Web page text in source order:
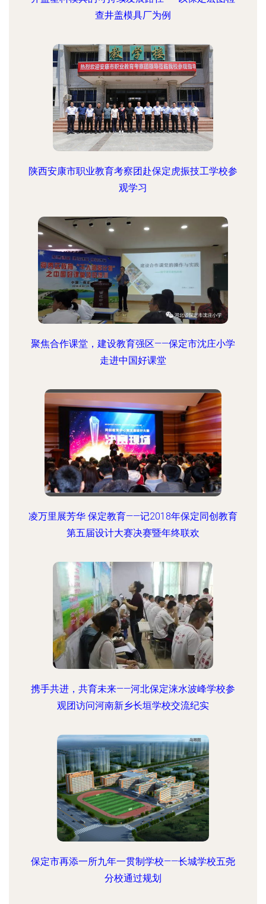
查井盖模具厂为例
陕西安康市职业教育考察团赴保定虎振技工学校参
观学习
聚焦合作课堂，建设教育强区——保定市沈庄小学
走进中国好课堂
凌万里展芳华 保定教育——记2018年保定同创教育
第五届设计大赛决赛暨年终联欢
携手共进，共育未来——河北保定涞水波峰学校参
观团访问河南新乡长垣学校交流纪实
保定市再添一所九年一贯制学校——长城学校五尧
分校通过规划